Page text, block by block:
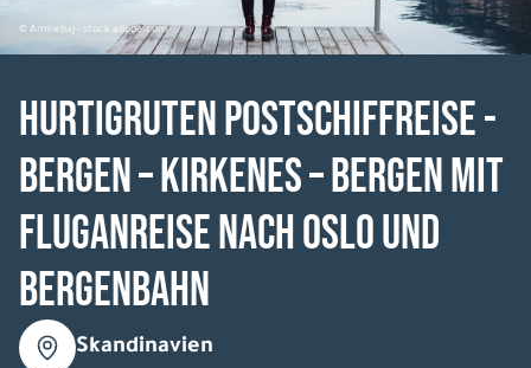
© Aminebaj - stock.adobe.com
HURTIGRUTEN Postschiffreise -
Bergen – Kirkenes – Bergen mit
Fluganreise nach Oslo und
Bergenbahn
Skandinavien